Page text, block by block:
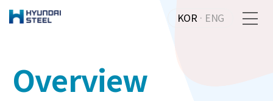
KOR· ENG
Overview